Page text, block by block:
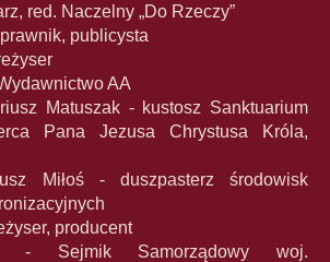
red. Naczelny „Do Rzeczy”
publicysta
AA
Matuszak - kustosz Sanktuarium
Pana Jezusa Chrystusa Króla,
Miłoś - duszpasterz środowisk
producent
- Sejmik Samorządowy woj.